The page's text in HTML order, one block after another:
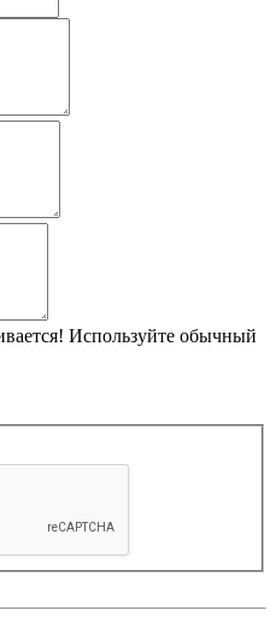
Используйте обычный